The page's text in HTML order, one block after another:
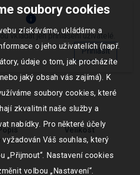
info
vkládat jen přihlášení uživatelé.
Přihlásit
Velikost
soubory cookies
získáváme, ukládáme a
o jeho uživatelích (např.
údaje o tom, jak procházíte
jaký obsah vás zajímá). K
soubory cookies, které
zkvalitnit naše služby a
nabídky. Pro některé účely
Váš souhlas, který
„Přijmout“. Nastavení cookies
volbou „Nastavení“.